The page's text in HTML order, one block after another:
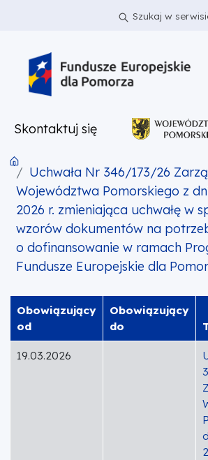
PRZEJDŹ DO TREŚCI Szukaj w
Skontaktuj się
Uchwała Nr 346/173/26
Województwa Pomorskiego z
2026 r. zmieniająca uchwałę w
wzorów dokumentów na
o dofinansowanie w ramach
Fundusze Europejskie dla
Obowiązujący
od
Obowiązujący
do
19.03.2026